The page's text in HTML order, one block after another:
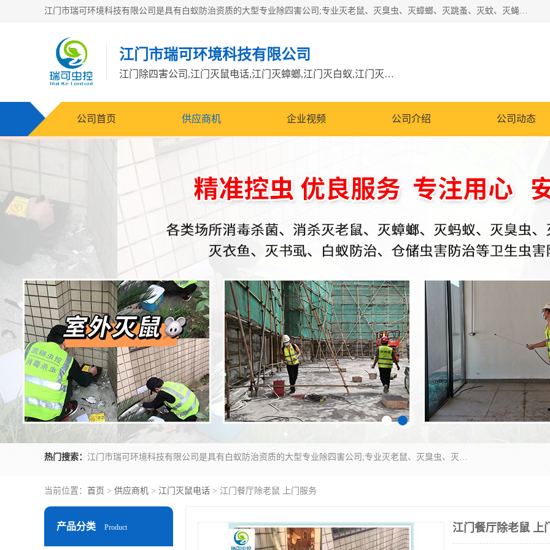
江门市瑞可环境科技有限公司是具有白蚁防治资质的大型专业除四害公司;专业灭老鼠、灭臭虫、灭蟑螂、灭跳蚤、灭蚊、灭蝇、灭白蚁、防蛇等各种害虫的防治。经过多年的努力，公司发展成为集PCO研究、生物制药、害虫防治于一体的专业杀虫灭鼠公司。
江门市瑞可环境科技有限公司
江门除四害公司,江门灭鼠电话,江门灭蟑螂,江门灭白蚁,江门灭鼠江门
公司首页 供应商机 企业视频 公司介绍 公司动态
热门搜索： 江门市瑞可环境科技有限公司是具有白蚁防治资质的大型专业除四害公司;专业灭老鼠、灭臭虫、灭蟑螂、灭跳蚤、灭蚊、灭蝇、灭白蚁、防蛇等各种害虫的防治。经过多年的努力，公司发展成为集PCO研究、生物制药、害虫防治于一体的专业杀虫灭鼠公司。
当前位置： 首页 > 供应商机 > 江门灭鼠电话 > 江门餐厅除老鼠 上门服务
产品分类 Product 江门餐厅除老鼠 上